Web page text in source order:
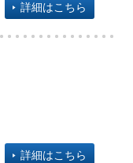
詳細はこちら
詳細はこちら